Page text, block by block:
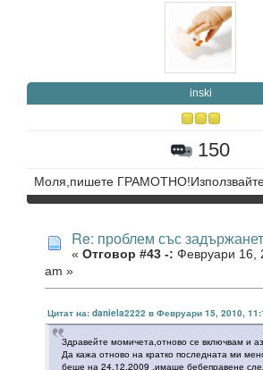
inski
150
Моля,пишете
Re: проблем със
« Отговор #43 -: Февруари 16,
am »
Цитат на: daniela2222 в Февруари 15, 2010,
Здравейте момичета,отново се включвам и
Да кажа отново на кратко последната ми
беше на 24.12.2009 ,имаше бебеправене